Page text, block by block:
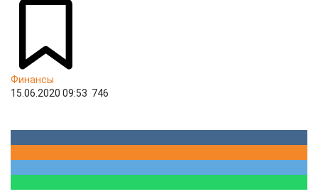
Финансы
15.06.2020 09:53 746